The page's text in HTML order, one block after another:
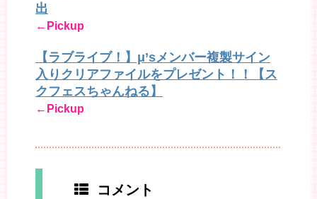
出
←Pickup
【ラブライブ！】μ’sメンバー複製サイン
入りクリアファイルをプレゼント！！【ス
クフェスちゃんねる】
←Pickup
コメント